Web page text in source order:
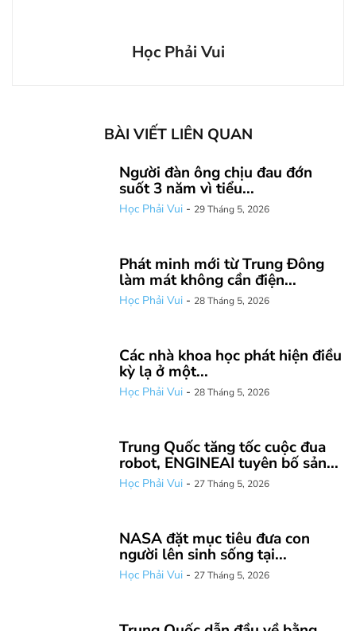
Học Phải Vui
BÀI VIẾT LIÊN QUAN
Người đàn ông chịu đau đớn
suốt 3 năm vì tiểu...
Học Phải Vui - 29 Tháng 5, 2026
Phát minh mới từ Trung Đông
làm mát không cần điện...
Học Phải Vui - 28 Tháng 5, 2026
Các nhà khoa học phát hiện điều
kỳ lạ ở một...
Học Phải Vui - 28 Tháng 5, 2026
Trung Quốc tăng tốc cuộc đua
robot, ENGINEAI tuyên bố sản...
Học Phải Vui - 27 Tháng 5, 2026
NASA đặt mục tiêu đưa con
người lên sinh sống tại...
Học Phải Vui - 27 Tháng 5, 2026